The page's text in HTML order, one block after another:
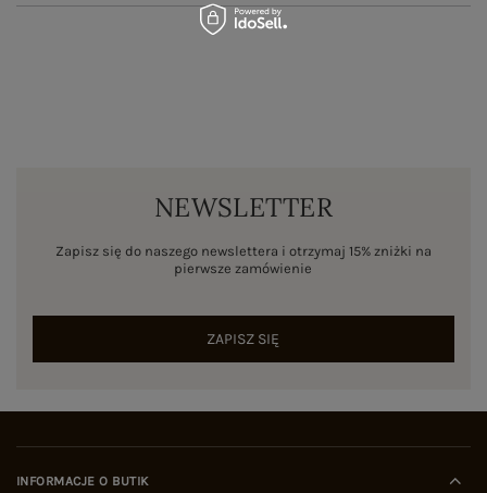
NEWSLETTER
Zapisz się do naszego newslettera i otrzymaj 15% zniżki na
pierwsze zamówienie
ZAPISZ SIĘ
INFORMACJE O BUTIK